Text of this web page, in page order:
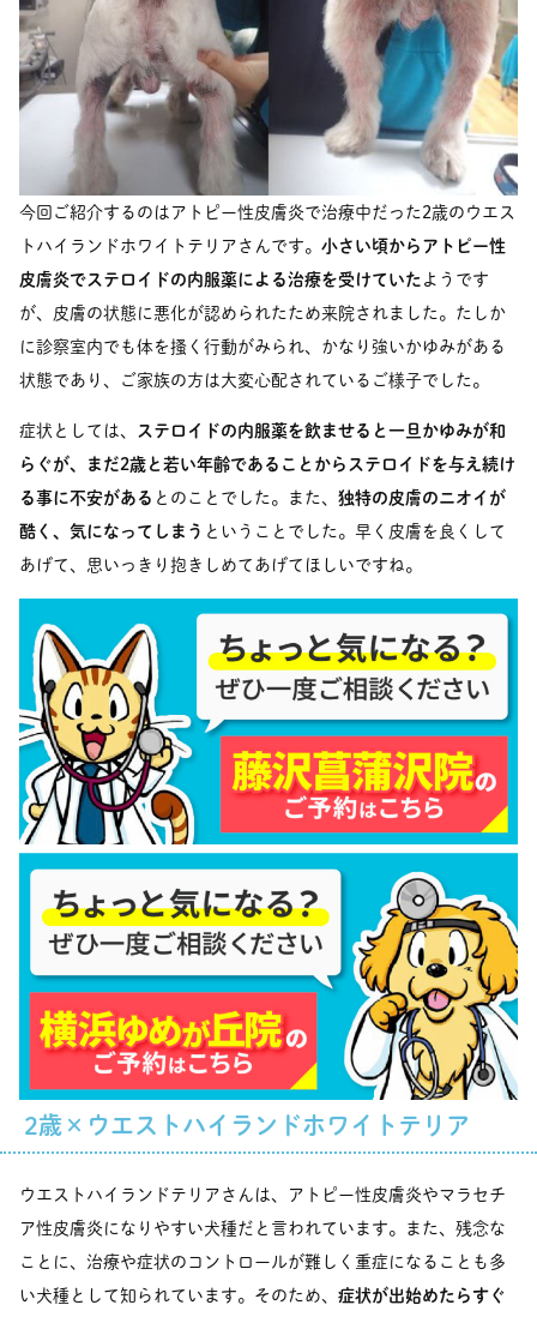
今回ご紹介するのはアトピー性皮膚炎で治療中だった2歳のウエス
トハイランドホワイトテリアさんです。 小さい頃からアトピー性
皮膚炎でステロイドの内服薬による治療を受けていた ようです
が、皮膚の状態に悪化が認められたため来院されました。たしか
に診察室内でも体を搔く行動がみられ、かなり強いかゆみがある
状態であり、ご家族の方は大変心配されているご様子でした。
症状としては、
ステロイドの内服薬を飲ませると一旦かゆみが和
らぐが、まだ2歳と若い年齢であることからステロイドを与え続け
る事に不安がある とのことでした。また、 独特の皮膚のニオイが
酷く、気になってしまう ということでした。早く皮膚を良くして
あげて、思いっきり抱きしめてあげてほしいですね。
2歳×ウエストハイランドホワイトテリア
ウエストハイランドテリアさんは、アトピー性皮膚炎やマラセチ
ア性皮膚炎になりやすい犬種だと言われています。また、残念な
ことに、治療や症状のコントロールが難しく重症になることも多
い犬種として知られています。そのため、 症状が出始めたらすぐ